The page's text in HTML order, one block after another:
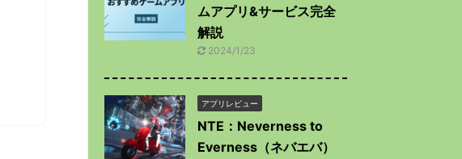
ムアプリ&サービス完全
解説
2024/1/23
アプリレビュー
NTE：Neverness to
Everness（ネバエバ）